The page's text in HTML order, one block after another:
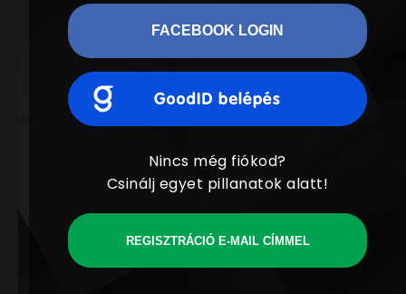
FACEBOOK LOGIN
Nincs még fiókod?
Csinálj egyet pillanatok alatt!
REGISZTRÁCIÓ E-MAIL CÍMMEL